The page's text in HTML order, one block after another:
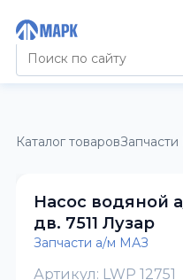
Каталог товаров
Насос водяной
дв. 7511 Лузар
Запчасти а/м МАЗ
Артикул: LWP 12751